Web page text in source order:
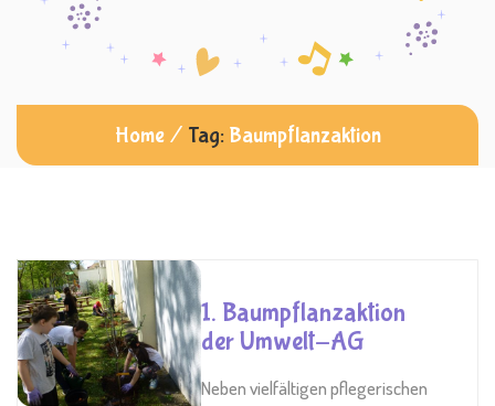
Home / Tag: Baumpflanzaktion
1. Baumpflanzaktion
der Umwelt-AG
Neben vielfältigen pflegerischen